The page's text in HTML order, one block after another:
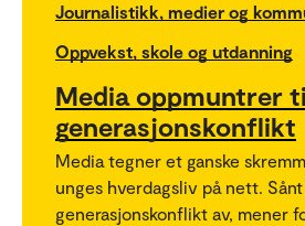
Journalistikk, medier og
Oppvekst, skole og utdanning
Media oppmuntrer
generasjonskonflikt
Media tegner et ganske
unges hverdagsliv på nett.
generasjonskonflikt av, mener